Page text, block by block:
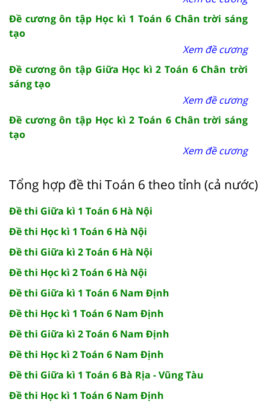
Đề cương ôn tập Học kì 1 Toán 6 Chân trời sáng
tạo
Xem đề cương
Đề cương ôn tập Giữa Học kì 2 Toán 6 Chân trời
sáng tạo
Xem đề cương
Đề cương ôn tập Học kì 2 Toán 6 Chân trời sáng
tạo
Xem đề cương
Tổng hợp đề thi Toán 6 theo tỉnh (cả nước)
Đề thi Giữa kì 1 Toán 6 Hà Nội
Đề thi Học kì 1 Toán 6 Hà Nội
Đề thi Giữa kì 2 Toán 6 Hà Nội
Đề thi Học kì 2 Toán 6 Hà Nội
Đề thi Giữa kì 1 Toán 6 Nam Định
Đề thi Học kì 1 Toán 6 Nam Định
Đề thi Giữa kì 2 Toán 6 Nam Định
Đề thi Học kì 2 Toán 6 Nam Định
Đề thi Giữa kì 1 Toán 6 Bà Rịa - Vũng Tàu
Đề thi Học kì 1 Toán 6 Nam Định